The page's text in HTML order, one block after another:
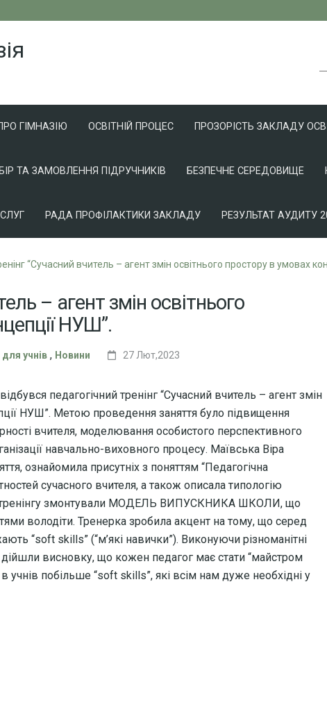
ГІМНАЗІЮ ОСВІТНІЙ ПРОЦЕС ПРОЗОРІСТЬ ЗАКЛАДУ
ТА ЗАМОВЛЕННЯ ПІДРУЧНИКІВ БЕЗПЕЧНЕ СЕРЕДОВИЩЕ
РАДА ПРОФІЛАКТИКИ ЗАКЛАДУ РЕЗУЛЬТАТ АУДИТУ
“Сучасний вчитель – агент змін освітнього простору в умовах
– агент змін освітнього
НУШ”.
для учнів , Новини 27 Лют,2023
педагогічний тренінг “Сучасний вчитель – агент змін
НУШ”. Метою проведення заняття було підвищення
вчителя, моделювання особистого перспективного
навчально-виховного процесу. Маївська Віра
ознайомила присутніх з поняттям “Педагогічна
сучасного вчителя, а також описала типологію
тренінгу змонтували МОДЕЛЬ ВИПУСКНИКА ШКОЛИ, що
володіти. Тренерка зробила акцент на тому, що серед
“soft skills” (“м’які навички”). Виконуючи різноманітні
дійшли висновку, що кожен педагог має стати “майстром
учнів побільше “soft skills”, які всім нам дуже необхідні у